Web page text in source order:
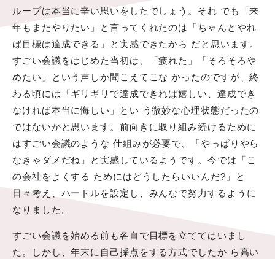
ループは本当に辛い思いをしたでしょう。それ でも「来
年もまたやりたい」と言ってくれたのは「ちゃんとやれ
ば目標は達成できる」と実感できたから だと思います。
すごい会議をはじめた当初は、「疲れた」「そろそろや
めたい」という声しか聞こえてこな かったのですが、終
わる頃には「ギリギリで達成できれば嬉しい、達成でき
なければ本当に悔しい」とい う微妙な心理状態だったの
ではないかと思います。前向きに取り組み続けるために
はすごい会議のような 仕組みが必要で、「やっぱりやら
なきゃダメだね」と実感しているようです。今では「こ
の会社をよくする ためにはどうしたらいいんだ?」と
日々考え、ハードルを設定し、みんなで努力するように
なりました。
すごい会議を始める前も各自で目標を立ててはいまし
た。しかし、年末に自己採点をする方式でしたか ら高い